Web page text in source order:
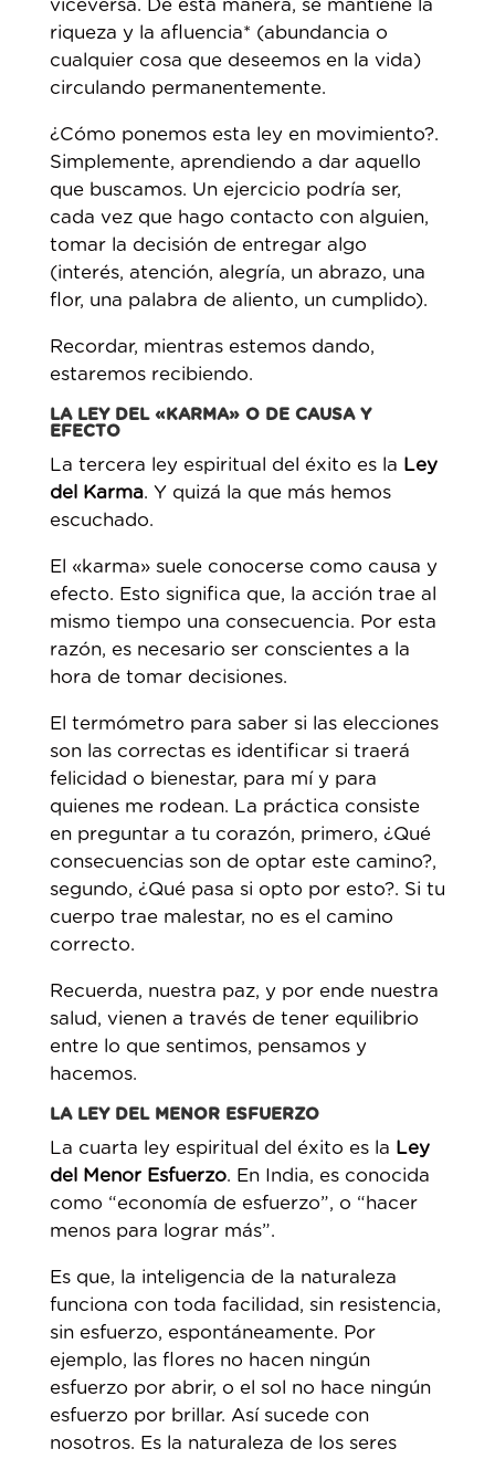
viceversa. De esta manera, se mantiene la
riqueza y la afluencia* (abundancia o
cualquier cosa que deseemos en la vida)
circulando permanentemente.
¿Cómo ponemos esta ley en movimiento?.
Simplemente, aprendiendo a dar aquello
que buscamos. Un ejercicio podría ser,
cada vez que hago contacto con alguien,
tomar la decisión de entregar algo
(interés, atención, alegría, un abrazo, una
flor, una palabra de aliento, un cumplido).
Recordar, mientras estemos dando,
estaremos recibiendo.
LA LEY DEL «KARMA» O DE CAUSA Y
EFECTO
La tercera ley espiritual del éxito es la Ley
del Karma. Y quizá la que más hemos
escuchado.
El «karma» suele conocerse como causa y
efecto. Esto significa que, la acción trae al
mismo tiempo una consecuencia. Por esta
razón, es necesario ser conscientes a la
hora de tomar decisiones.
El termómetro para saber si las elecciones
son las correctas es identificar si traerá
felicidad o bienestar, para mí y para
quienes me rodean. La práctica consiste
en preguntar a tu corazón, primero, ¿Qué
consecuencias son de optar este camino?,
segundo, ¿Qué pasa si opto por esto?. Si tu
cuerpo trae malestar, no es el camino
correcto.
Recuerda, nuestra paz, y por ende nuestra
salud, vienen a través de tener equilibrio
entre lo que sentimos, pensamos y
hacemos.
LA LEY DEL MENOR ESFUERZO
La cuarta ley espiritual del éxito es la Ley
del Menor Esfuerzo. En India, es conocida
como “economía de esfuerzo”, o “hacer
menos para lograr más”.
Es que, la inteligencia de la naturaleza
funciona con toda facilidad, sin resistencia,
sin esfuerzo, espontáneamente. Por
ejemplo, las flores no hacen ningún
esfuerzo por abrir, o el sol no hace ningún
esfuerzo por brillar. Así sucede con
nosotros. Es la naturaleza de los seres